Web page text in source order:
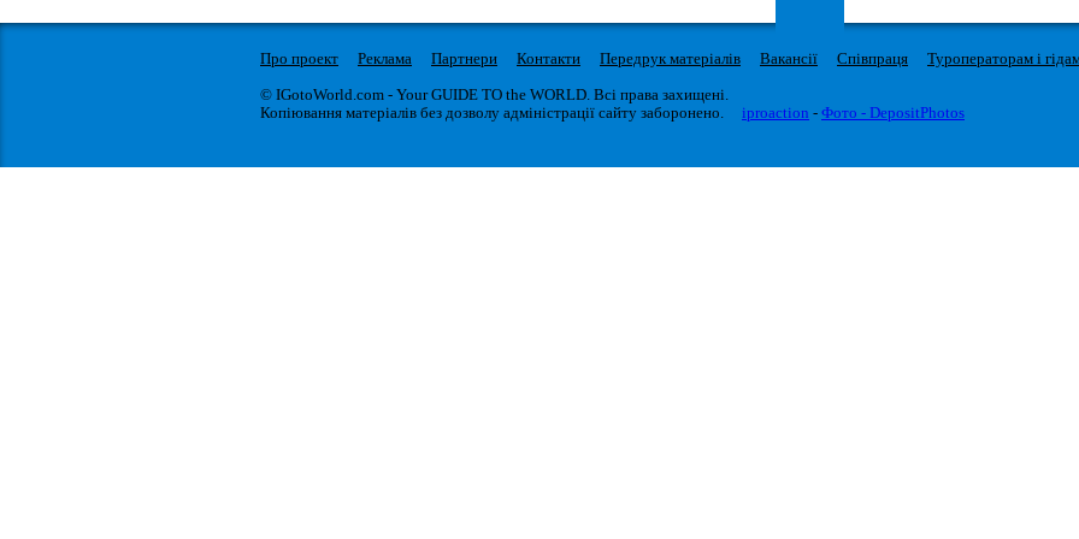
Про проект Реклама Партнери Контакти Передрук матеріалів Вакансії Співпраця Туроператорам і
© IGotoWorld.com - Your GUIDE TO the WORLD. Всі права захищені.
Копіювання матеріалів без дозволу адміністрації сайту заборонено.
iproaction - Фото - DepositPhotos